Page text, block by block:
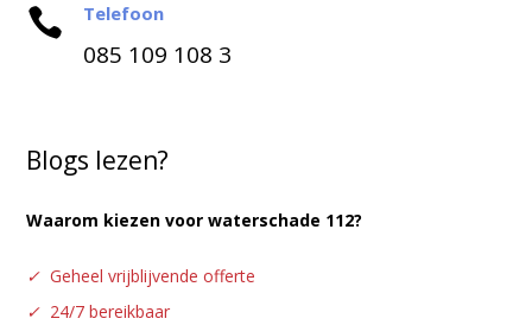
 Telefoon
085 109 108 3
Blogs lezen?
Waarom kiezen voor waterschade 112?
✓ Geheel vrijblijvende offerte
✓ 24/7 bereikbaar